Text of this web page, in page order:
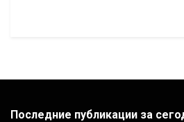
Последние публикации за